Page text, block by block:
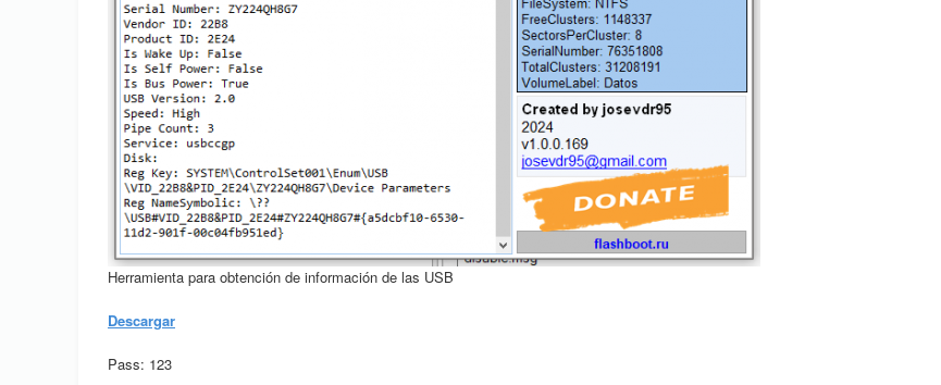
Herramienta para obtención de información de las USB
Descargar
Pass: 123